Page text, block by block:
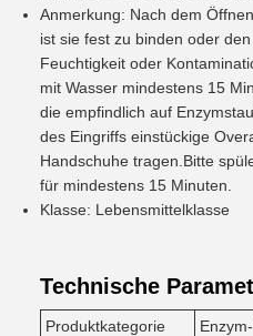
Anmerkung: Nach dem
ist sie fest zu binden oder
Feuchtigkeit oder
mit Wasser mindestens 15
die empfindlich auf
des Eingriffs einstückige
Handschuhe tragen.Bitte
für mindestens 15 Minuten.
Klasse: Lebensmittelklasse
Technische
Produktkategorie